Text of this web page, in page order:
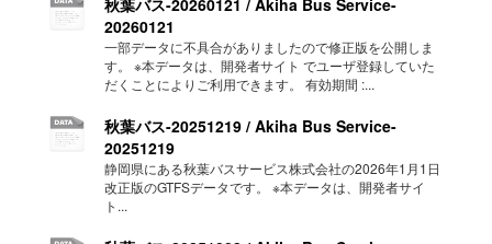
20260121
一部データに不具合がありましたので修正版を公開しま
す。 ※本データは、開発者サイト でユーザ登録していた
だくことによりご利用できます。 有効期間 :...
秋葉バス-20251219 / Akiha Bus Service-
20251219
静岡県にある秋葉バスサービス株式会社の2026年1月1日
改正版のGTFSデータです。 ※本データは、開発者サイ
ト...